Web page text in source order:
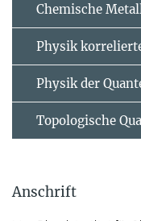
Chemische
Physik
Physik der
Topologische
Anschrift